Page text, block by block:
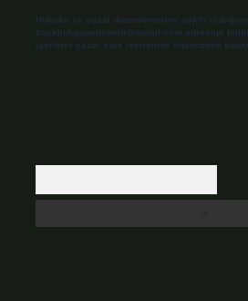
Hukuka ve yasal düzenlemelere aykırı
backlinkpanelicomtr@gmail.com adresine
içerikler yasal süre içerisinde sitemizden